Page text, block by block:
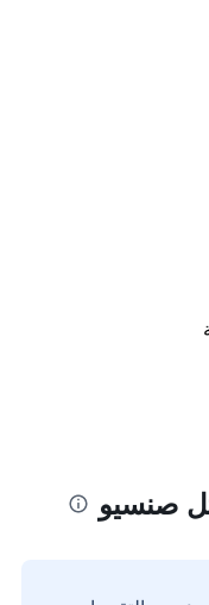
صنسيو